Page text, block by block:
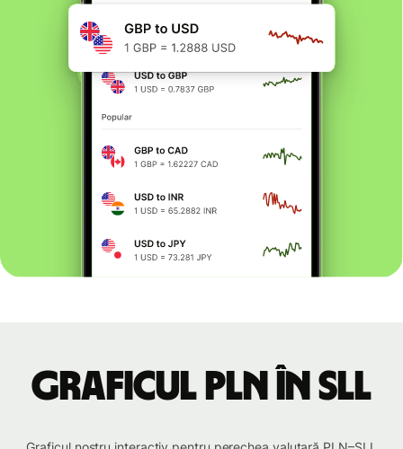
Graficul PLN în SLL